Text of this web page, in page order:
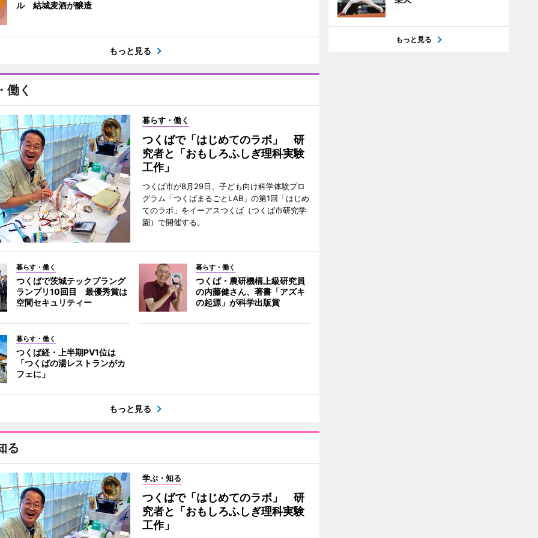
ル 結城麦酒が醸造
もっと見る
働く
暮らす・働く
つくばで「はじめてのラボ」 研
究者と「おもしろふしぎ理科実験
工作」
つくば市が8月29日、子ども向け科学体験プロ
グラム「つくばまるごとLAB」の第1回「はじめ
てのラボ」をイーアスつくば（つくば市研究学
園）で開催する。
暮らす・働く
つくばで茨城テックプラング
ランプリ10回目 最優秀賞は
空間セキュリティー
暮らす・働く
つくば・農研機構上級研究員
の内藤健さん、著書「アズキ
の起源」が科学出版賞
暮らす・働く
つくば経・上半期PV1位は
「つくばの湯レストランがカ
フェに」
もっと見る
る
学ぶ・知る
つくばで「はじめてのラボ」 研
究者と「おもしろふしぎ理科実験
工作」
もっと見る